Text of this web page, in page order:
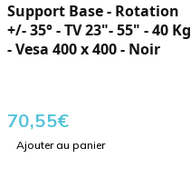
Support Base - Rotation
+/- 35° - TV 23"- 55" - 40 Kg
- Vesa 400 x 400 - Noir
70,55€
Ajouter au panier